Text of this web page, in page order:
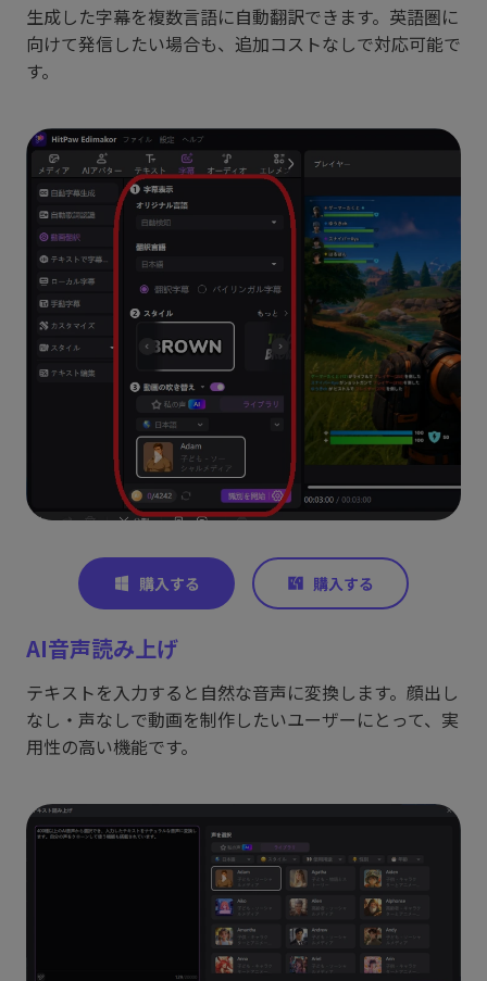
生成した字幕を複数言語に自動翻訳できます。英語圏に
向けて発信したい場合も、追加コストなしで対応可能で
す。
AI音声読み上げ
テキストを入力すると自然な音声に変換します。顔出し
なし・声なしで動画を制作したいユーザーにとって、実
用性の高い機能です。